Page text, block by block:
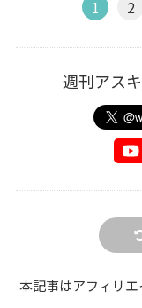
1 2
週刊アス
本記事はアフィリ